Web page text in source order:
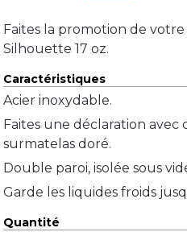
Faites la promotion de
Silhouette 17 oz.
Caractéristiques
Acier inoxydable.
Faites une déclaration
surmatelas doré.
Double paroi, isolée sous
Garde les liquides froids
Quantité